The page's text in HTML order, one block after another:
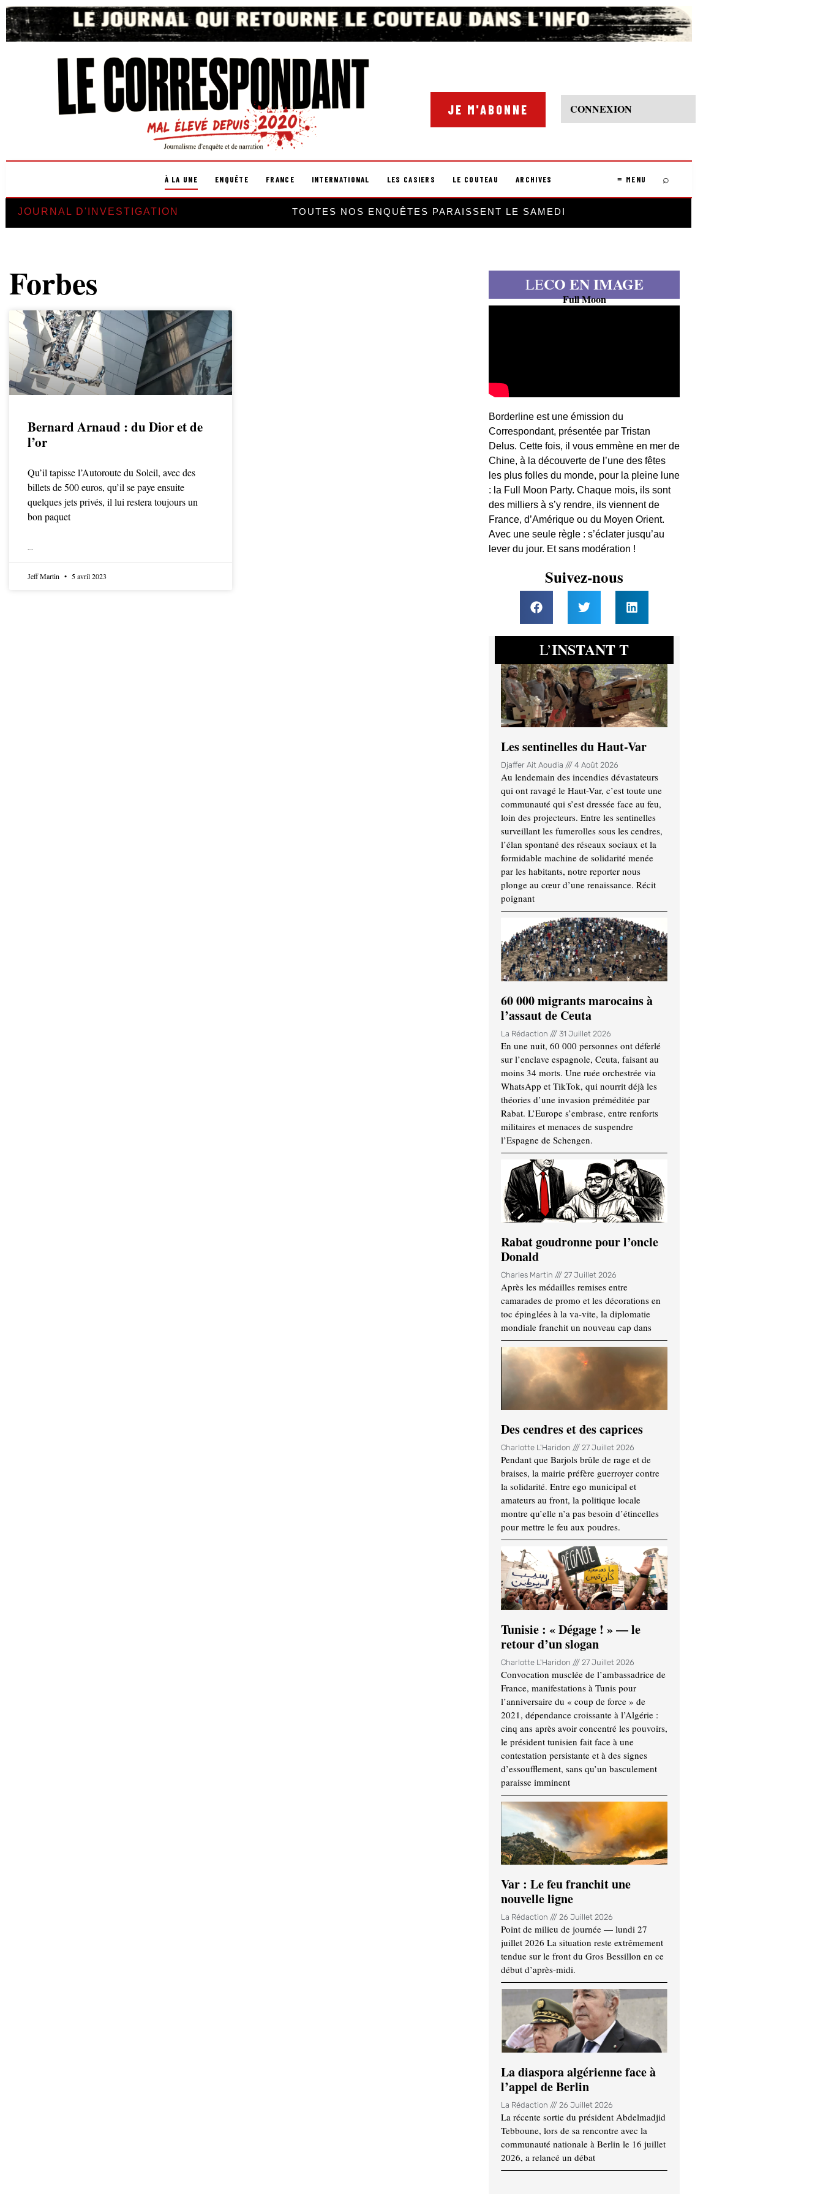
JE M'ABONNE CONNEXION
À LA UNE ENQUÊTE FRANCE INTERNATIONAL LES CASIERS LE COUTEAU ARCHIVES ≡ MENU ⌕
JOURNAL D'INVESTIGATION TOUTES NOS ENQUÊTES PARAISSENT LE SAMEDI
Forbes
Bernard Arnaud : du Dior et de
l’or
Qu’il tapisse l’Autoroute du Soleil, avec des
billets de 500 euros, qu’il se paye ensuite
quelques jets privés, il lui restera toujours un
bon paquet
Jeff Martin 5 avril 2023
LECO EN IMAGE
Full Moon
Borderline est une émission du
Correspondant, présentée par Tristan
Delus. Cette fois, il vous emmène en mer de
Chine, à la découverte de l’une des fêtes
les plus folles du monde, pour la pleine lune
: la Full Moon Party. Chaque mois, ils sont
des milliers à s’y rendre, ils viennent de
France, d’Amérique ou du Moyen Orient.
Avec une seule règle : s’éclater jusqu’au
lever du jour. Et sans modération !
Suivez-nous
L’INSTANT T
Les sentinelles du Haut-Var
Djaffer Ait Aoudia 4 Août 2026
Au lendemain des incendies dévastateurs
qui ont ravagé le Haut-Var, c’est toute une
communauté qui s’est dressée face au feu,
loin des projecteurs. Entre les sentinelles
surveillant les fumerolles sous les cendres,
l’élan spontané des réseaux sociaux et la
formidable machine de solidarité menée
par les habitants, notre reporter nous
plonge au cœur d’une renaissance. Récit
poignant
60 000 migrants marocains à
l’assaut de Ceuta
La Rédaction 31 Juillet 2026
En une nuit, 60 000 personnes ont déferlé
sur l’enclave espagnole, Ceuta, faisant au
moins 34 morts. Une ruée orchestrée via
WhatsApp et TikTok, qui nourrit déjà les
théories d’une invasion préméditée par
Rabat. L’Europe s’embrase, entre renforts
militaires et menaces de suspendre
l’Espagne de Schengen.
Rabat goudronne pour l’oncle
Donald
Charles Martin 27 Juillet 2026
Après les médailles remises entre
camarades de promo et les décorations en
toc épinglées à la va-vite, la diplomatie
mondiale franchit un nouveau cap dans
Des cendres et des caprices
Charlotte L'Haridon 27 Juillet 2026
Pendant que Barjols brûle de rage et de
braises, la mairie préfère guerroyer contre
la solidarité. Entre ego municipal et
amateurs au front, la politique locale
montre qu’elle n’a pas besoin d’étincelles
pour mettre le feu aux poudres.
Tunisie : « Dégage ! » — le
retour d’un slogan
Charlotte L'Haridon 27 Juillet 2026
Convocation musclée de l’ambassadrice de
France, manifestations à Tunis pour
l’anniversaire du « coup de force » de
2021, dépendance croissante à l’Algérie :
cinq ans après avoir concentré les pouvoirs,
le président tunisien fait face à une
contestation persistante et à des signes
d’essoufflement, sans qu’un basculement
paraisse imminent
Var : Le feu franchit une
nouvelle ligne
La Rédaction 26 Juillet 2026
Point de milieu de journée — lundi 27
juillet 2026 La situation reste extrêmement
tendue sur le front du Gros Bessillon en ce
début d’après-midi.
La diaspora algérienne face à
l’appel de Berlin
La Rédaction 26 Juillet 2026
La récente sortie du président Abdelmadjid
Tebboune, lors de sa rencontre avec la
communauté nationale à Berlin le 16 juillet
2026, a relancé un débat